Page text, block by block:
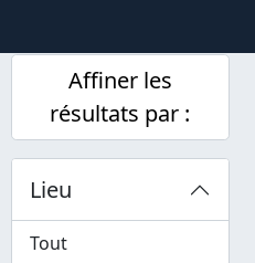
Affiner les
résultats par :
Lieu
Tout